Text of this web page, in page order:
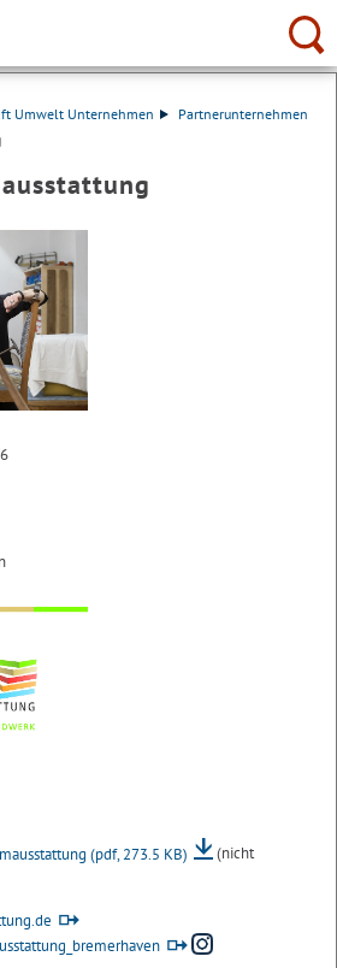
Umwelt Unternehmen
Partnerunternehmen
(pdf, 273.5 KB)
(nicht